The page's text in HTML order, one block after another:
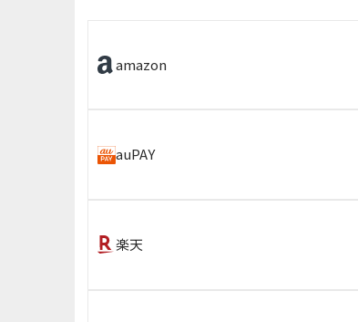
amazon
auPAY
楽天